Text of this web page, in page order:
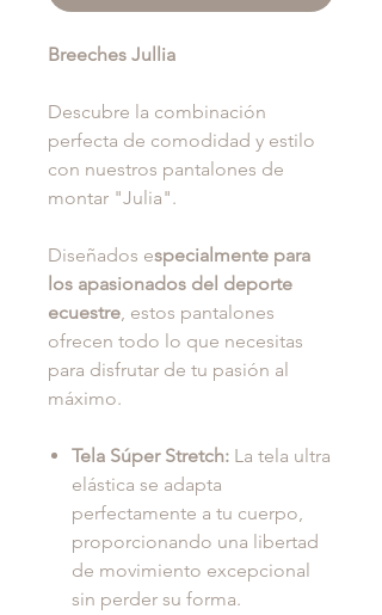
Breeches Jullia
Descubre la combinación
perfecta de comodidad y estilo
con nuestros pantalones de
montar "Julia".
Diseñados especialmente para
los apasionados del deporte
ecuestre, estos pantalones
ofrecen todo lo que necesitas
para disfrutar de tu pasión al
máximo.
Tela Súper Stretch: La tela ultra
elástica se adapta
perfectamente a tu cuerpo,
proporcionando una libertad
de movimiento excepcional
sin perder su forma.